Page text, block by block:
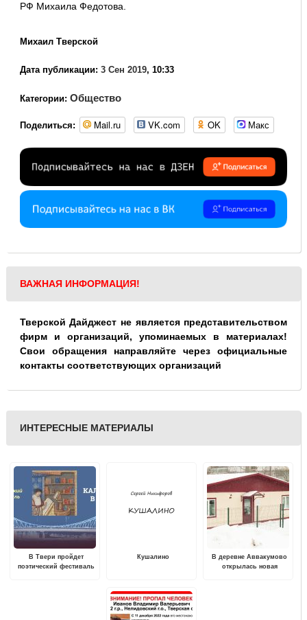
РФ Михаила Федотова.
Михаил Тверской
Дата публикации: 3 Сен 2019, 10:33
Категории: Общество
Поделиться: Mail.ru VK.com OK Макс
ВАЖНАЯ ИНФОРМАЦИЯ!
Тверской Дайджест не является представительством
фирм и организаций, упоминаемых в материалах!
Свои обращения направляйте через официальные
контакты соответствующих организаций
ИНТЕРЕСНЫЕ МАТЕРИАЛЫ
В Твери пройдет
поэтический фестиваль
Кушалино
В деревне Аввакумово
открылась новая